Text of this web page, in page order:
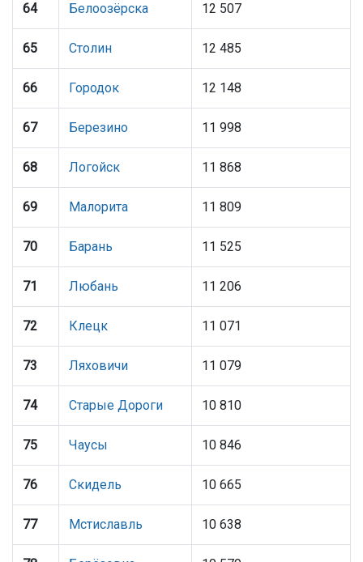
64 Белоозёрска 12 507
65 Столин 12 485
66 Городок 12 148
67 Березино 11 998
68 Логойск 11 868
69 Малорита 11 809
70 Барань 11 525
71 Любань 11 206
72 Клецк 11 071
73 Ляховичи 11 079
74 Старые Дороги 10 810
75 Чаусы 10 846
76 Скидель 10 665
77 Мстиславль 10 638